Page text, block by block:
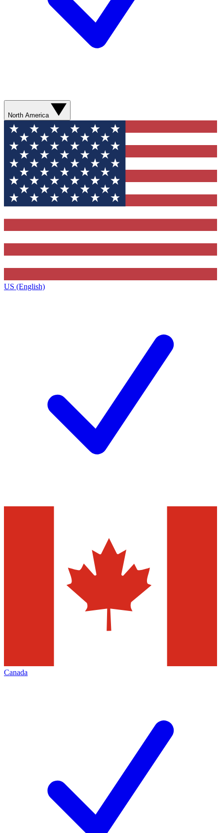
North America
US (English)
Canada